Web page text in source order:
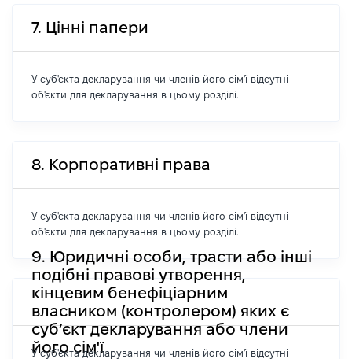
7. Цінні папери
У суб'єкта декларування чи членів його сім'ї відсутні
об'єкти для декларування в цьому розділі.
8. Корпоративні права
У суб'єкта декларування чи членів його сім'ї відсутні
об'єкти для декларування в цьому розділі.
9. Юридичні особи, трасти або інші
подібні правові утворення,
кінцевим бенефіціарним
власником (контролером) яких є
суб’єкт декларування або члени
його сім'ї
У суб'єкта декларування чи членів його сім'ї відсутні